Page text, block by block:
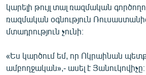
կարելի թույլ տալ ռազմական
ռազմական օգնություն
մտադրություն չունի։
«Ես կարծում եմ, որ Ոկրաինան պետք
ամբողջական»,- ասել է Յանուկովիչը։